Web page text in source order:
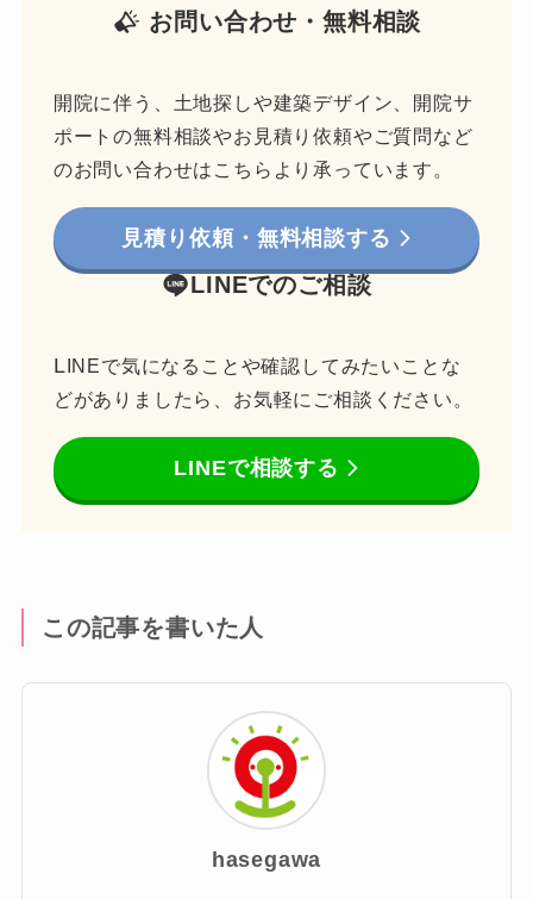
お問い合わせ・無料相談
開院に伴う、土地探しや建築デザイン、開院サ
ポートの無料相談やお見積り依頼やご質問など
のお問い合わせはこちらより承っています。
見積り依頼・無料相談する
LINEでのご相談
LINEで気になることや確認してみたいことな
どがありましたら、お気軽にご相談ください。
LINEで相談する
この記事を書いた人
hasegawa